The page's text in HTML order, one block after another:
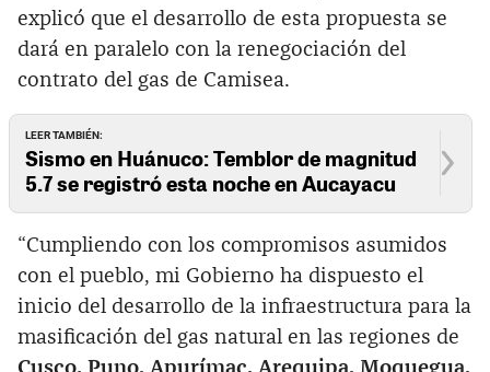
explicó que el desarrollo de esta propuesta se
dará en paralelo con la renegociación del
contrato del gas de Camisea.
LEER TAMBIÉN:
Sismo en Huánuco: Temblor de magnitud
5.7 se registró esta noche en Aucayacu
“Cumpliendo con los compromisos asumidos
con el pueblo, mi Gobierno ha dispuesto el
inicio del desarrollo de la infraestructura para la
masificación del gas natural en las regiones de
Cusco, Puno, Apurímac, Arequipa, Moquegua,